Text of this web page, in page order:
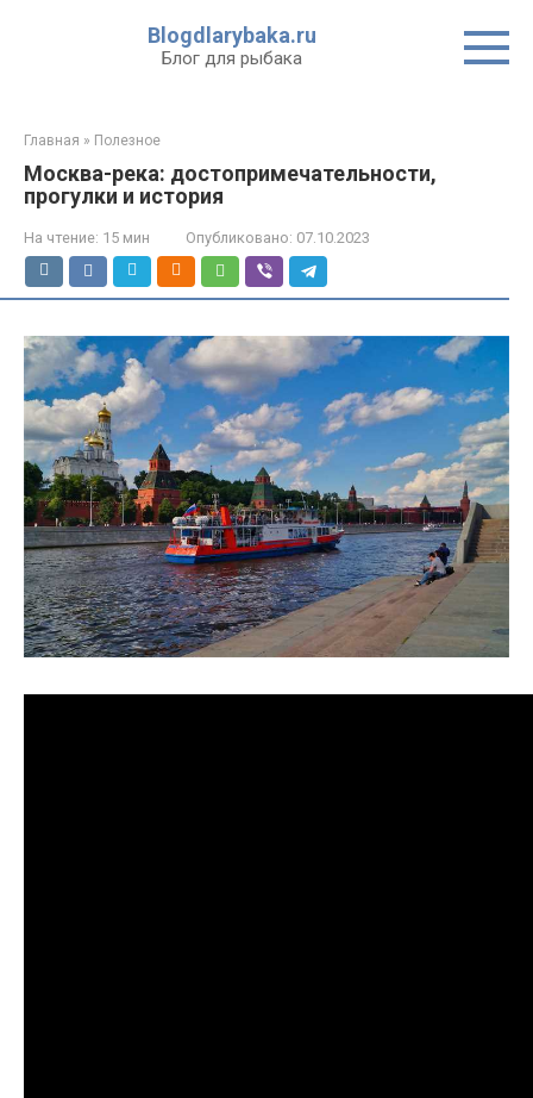
Blogdlarybaka.ru
Блог для рыбака
Главная » Полезное
Москва-река: достопримечательности,
прогулки и история
На чтение: 15 мин Опубликовано: 07.10.2023